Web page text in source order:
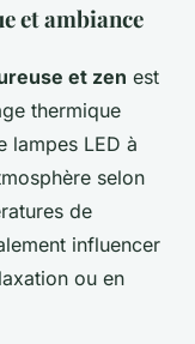
et ambiance
et zen est
thermique
lampes LED à
selon
de
influencer
ou en